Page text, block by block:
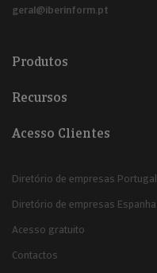
geral@iberinform.pt
Produtos
Recursos
Acesso Clientes
Diretório de empresas Portugal
Diretório de empresas Espanha
Acesso gratuito
Contactos